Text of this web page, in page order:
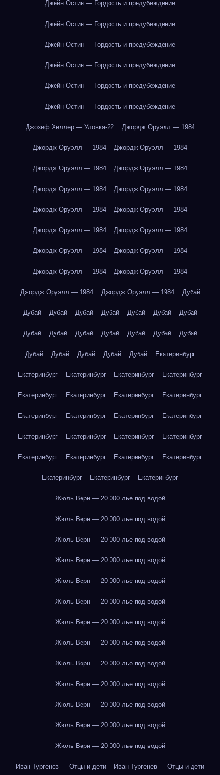
Джейн Остин — Гордость и предубеждение
Джейн Остин — Гордость и предубеждение
Джейн Остин — Гордость и предубеждение
Джейн Остин — Гордость и предубеждение
Джейн Остин — Гордость и предубеждение
Джейн Остин — Гордость и предубеждение
Джозеф Хеллер — Уловка-22 Джордж Оруэлл — 1984
Джордж Оруэлл — 1984 Джордж Оруэлл — 1984
Джордж Оруэлл — 1984 Джордж Оруэлл — 1984
Джордж Оруэлл — 1984 Джордж Оруэлл — 1984
Джордж Оруэлл — 1984 Джордж Оруэлл — 1984
Джордж Оруэлл — 1984 Джордж Оруэлл — 1984
Джордж Оруэлл — 1984 Джордж Оруэлл — 1984
Джордж Оруэлл — 1984 Джордж Оруэлл — 1984
Джордж Оруэлл — 1984 Джордж Оруэлл — 1984 Дубай
Дубай Дубай Дубай Дубай Дубай Дубай Дубай
Дубай Дубай Дубай Дубай Дубай Дубай Дубай
Дубай Дубай Дубай Дубай Дубай Екатеринбург
Екатеринбург Екатеринбург Екатеринбург Екатеринбург
Екатеринбург Екатеринбург Екатеринбург Екатеринбург
Екатеринбург Екатеринбург Екатеринбург Екатеринбург
Екатеринбург Екатеринбург Екатеринбург Екатеринбург
Екатеринбург Екатеринбург Екатеринбург Екатеринбург
Екатеринбург Екатеринбург Екатеринбург
Жюль Верн — 20 000 лье под водой
Жюль Верн — 20 000 лье под водой
Жюль Верн — 20 000 лье под водой
Жюль Верн — 20 000 лье под водой
Жюль Верн — 20 000 лье под водой
Жюль Верн — 20 000 лье под водой
Жюль Верн — 20 000 лье под водой
Жюль Верн — 20 000 лье под водой
Жюль Верн — 20 000 лье под водой
Жюль Верн — 20 000 лье под водой
Жюль Верн — 20 000 лье под водой
Жюль Верн — 20 000 лье под водой
Жюль Верн — 20 000 лье под водой
Иван Тургенев — Отцы и дети Иван Тургенев — Отцы и дети